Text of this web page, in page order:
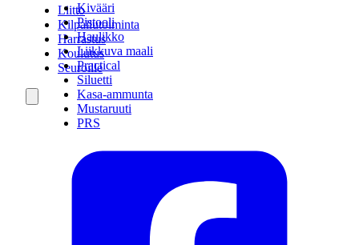
Kivääri
Pistooli
Haulikko
Liikkuva maali
Practical
Siluetti
Kasa-ammunta
Mustaruuti
PRS
Liitto
Kilpailutoiminta
Harrastus
Koulutus
Seuroille